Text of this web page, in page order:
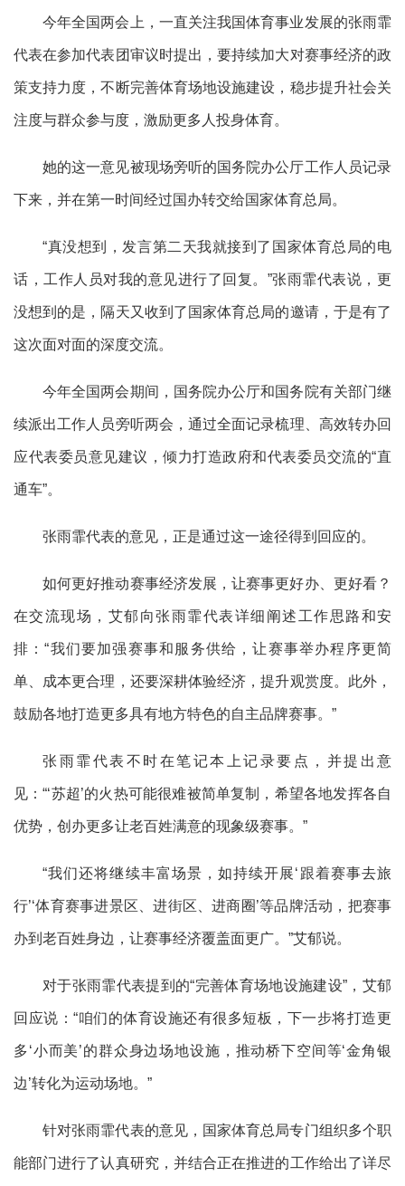
今年全国两会上，一直关注我国体育事业发展的张雨霏
代表在参加代表团审议时提出，要持续加大对赛事经济的政
策支持力度，不断完善体育场地设施建设，稳步提升社会关
注度与群众参与度，激励更多人投身体育。
她的这一意见被现场旁听的国务院办公厅工作人员记录
下来，并在第一时间经过国办转交给国家体育总局。
“真没想到，发言第二天我就接到了国家体育总局的电
话，工作人员对我的意见进行了回复。”张雨霏代表说，更
没想到的是，隔天又收到了国家体育总局的邀请，于是有了
这次面对面的深度交流。
今年全国两会期间，国务院办公厅和国务院有关部门继
续派出工作人员旁听两会，通过全面记录梳理、高效转办回
应代表委员意见建议，倾力打造政府和代表委员交流的“直
通车”。
张雨霏代表的意见，正是通过这一途径得到回应的。
如何更好推动赛事经济发展，让赛事更好办、更好看？
在交流现场，艾郁向张雨霏代表详细阐述工作思路和安
排：“我们要加强赛事和服务供给，让赛事举办程序更简
单、成本更合理，还要深耕体验经济，提升观赏度。此外，
鼓励各地打造更多具有地方特色的自主品牌赛事。”
张雨霏代表不时在笔记本上记录要点，并提出意
见：“‘苏超’的火热可能很难被简单复制，希望各地发挥各自
优势，创办更多让老百姓满意的现象级赛事。”
“我们还将继续丰富场景，如持续开展‘跟着赛事去旅
行’‘体育赛事进景区、进街区、进商圈’等品牌活动，把赛事
办到老百姓身边，让赛事经济覆盖面更广。”艾郁说。
对于张雨霏代表提到的“完善体育场地设施建设”，艾郁
回应说：“咱们的体育设施还有很多短板，下一步将打造更
多‘小而美’的群众身边场地设施，推动桥下空间等‘金角银
边’转化为运动场地。”
针对张雨霏代表的意见，国家体育总局专门组织多个职
能部门进行了认真研究，并结合正在推进的工作给出了详尽